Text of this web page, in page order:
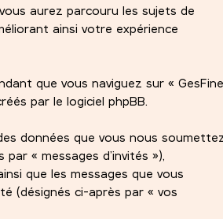
aurez parcouru les sujets de
ainsi votre expérience
que vous naviguez sur «
par le logiciel phpBB.
données que vous nous
« messages d’invités »),
que les messages que vous
(désignés ci-après par « vos